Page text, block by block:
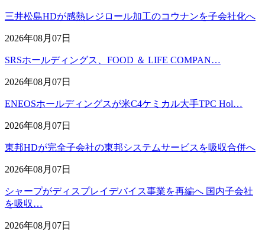
三井松島HDが感熱レジロール加工のコウナンを子会社化へ
2026年08月07日
SRSホールディングス、FOOD ＆ LIFE COMPAN…
2026年08月07日
ENEOSホールディングスが米C4ケミカル大手TPC Hol…
2026年08月07日
東邦HDが完全子会社の東邦システムサービスを吸収合併へ
2026年08月07日
シャープがディスプレイデバイス事業を再編へ 国内子会社
を吸収…
2026年08月07日